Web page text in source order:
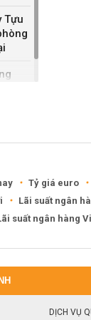
Tựu
Tỷ giá euro
Lãi suất ngân
suất ngân hàng
DỊCH VỤ